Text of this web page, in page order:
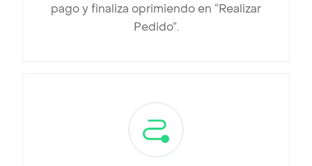
pago y finaliza oprimiendo en “Realizar
Pedido”.